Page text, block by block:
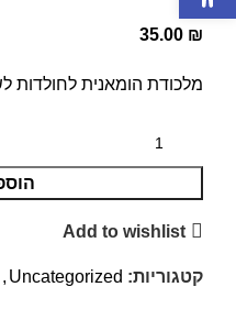
35.00 ₪
מלכודת הומאנית לחולדות
Add to wishlist
קטגוריות: Uncategorized
,